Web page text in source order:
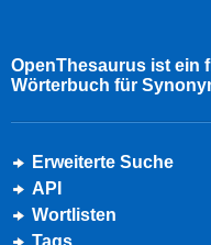
OpenThesaurus ist ein
Wörterbuch für
Erweiterte Suche
API
Wortlisten
Tags